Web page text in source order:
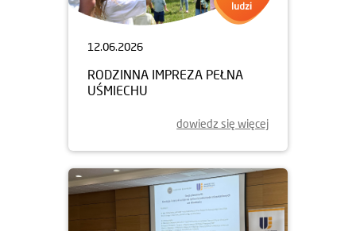
12.06.2026
RODZINNA IMPREZA PEŁNA
UŚMIECHU
dowiedz się więcej